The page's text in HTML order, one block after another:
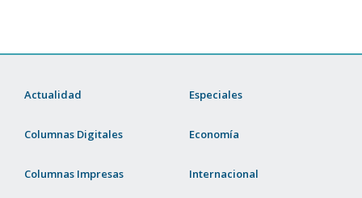
Actualidad
Columnas Digitales
Columnas Impresas
Especiales
Economía
Internacional